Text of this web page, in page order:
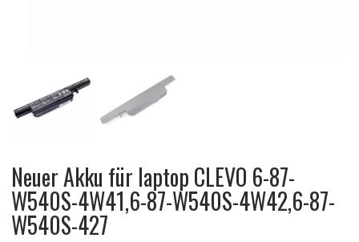
Neuer Akku für laptop CLEVO 6-87-
W540S-4W41,6-87-W540S-4W42,6-87-
W540S-427